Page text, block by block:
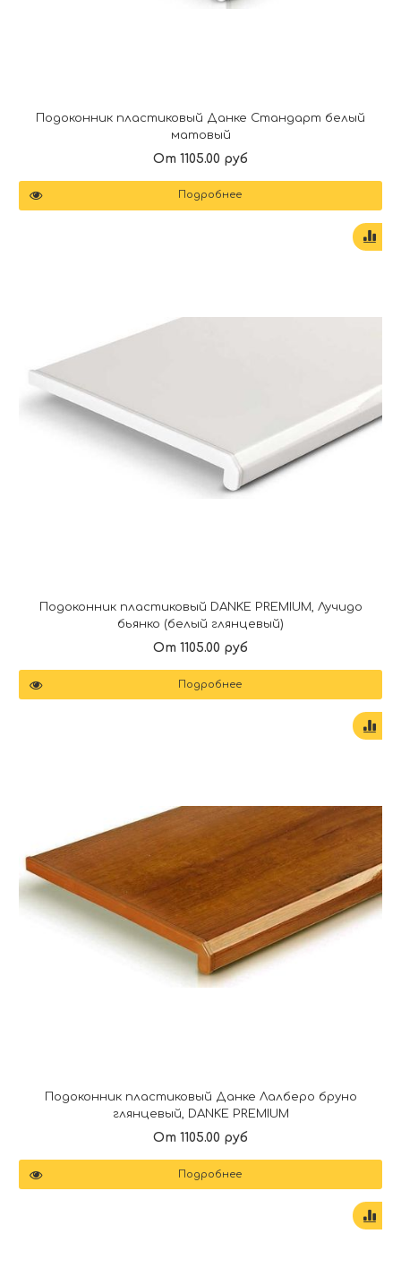
Подоконник пластиковый Данке Стандарт белый
матовый
От 1105.00 руб
Подробнее
Подоконник пластиковый DANKE PREMIUM, Лучидо
бьянко (белый глянцевый)
От 1105.00 руб
Подробнее
Подоконник пластиковый Данке Лалберо бруно
глянцевый, DANKE PREMIUM
От 1105.00 руб
Подробнее